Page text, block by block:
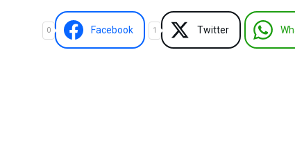
0 Facebook 1 Twitter